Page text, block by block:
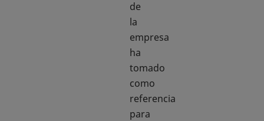
de
la
empresa
ha
tomado
como
referencia
para